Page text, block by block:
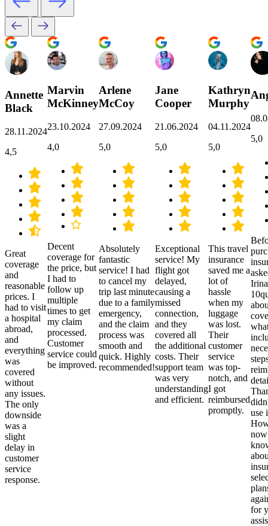
Annette
Black
28.11.2024
4,5
Great
coverage
and
reasonable
prices. I
had to visit
a hospital
abroad,
and
everything
was
covered
without
any issues.
The only
downside
was a
slight
delay in
customer
service
response.
Marvin
McKinney
23.10.2024
4,0
Decent
coverage for
the price, but
I had to
follow up
multiple
times to get
my claim
processed.
Customer
service could
be improved.
Arlene
McCoy
27.09.2024
5,0
Absolutely
fantastic
service! I had
to cancel my
trip last minute
due to a family
emergency,
and the claim
process was
smooth and
quick. Highly
recommended!
Jane
Cooper
21.06.2024
5,0
Exceptional
service! My
flight got
delayed,
causing a
missed
connection,
and they
covered all
the additional
costs. Their
support team
was very
understanding
and efficient.
Kathryn
Murphy
04.11.2024
5,0
This travel
insurance
saved me a
lot of
hassle
when my
luggage
was lost.
Their
customer
service
was top-
notch, and
I got
reimbursed
promptly.
5,0
use
for